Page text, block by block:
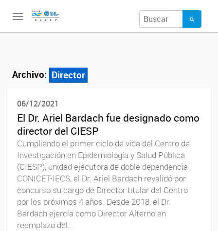
Toggle
Archivo: Director
06/12/2021
El Dr. Ariel Bardach fue designado como
director del CIESP
Cumpliendo el primer ciclo de vida del Centro de
Investigación en Epidemiología y Salud Pública
(CIESP), unidad ejecutora de doble dependencia
CONICET-IECS, el Dr. Ariel Bardach revalidó por
concurso su cargo de Director titular del Centro
por los próximos 4 años. Desde 2018, el Dr.
Bardach ejercía como Director Alterno en
reemplazo del...